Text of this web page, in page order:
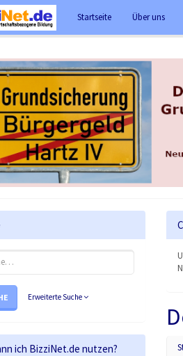
Startseite Über uns
Erweiterte Suche
ich BizziNet.de nutzen?